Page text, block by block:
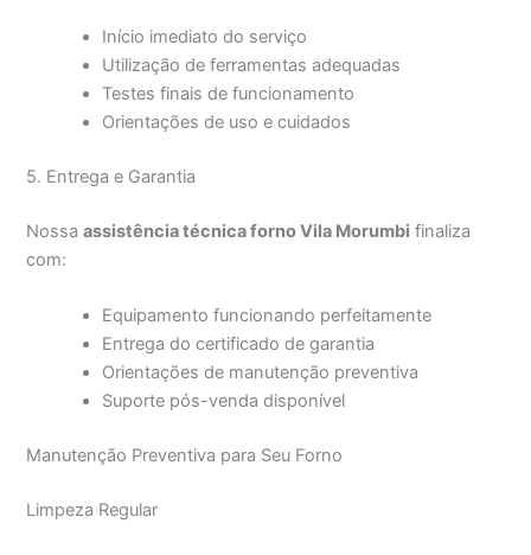
Início imediato do serviço
Utilização de ferramentas adequadas
Testes finais de funcionamento
Orientações de uso e cuidados
5. Entrega e Garantia
Nossaassistência técnica forno Vila Morumbi finaliza
com:
Equipamento funcionando perfeitamente
Entrega do certificado de garantia
Orientações de manutenção preventiva
Suporte pós-venda disponível
Manutenção Preventiva para Seu Forno
Limpeza Regular